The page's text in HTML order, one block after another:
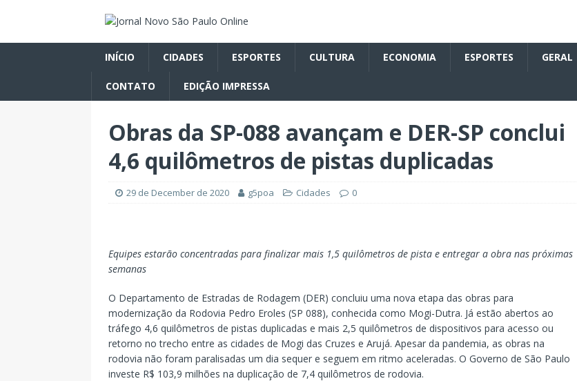
INÍCIO CIDADES ESPORTES CULTURA ECONOMIA ESPORTES GERAL
CONTATO EDIÇÃO IMPRESSA
Obras da SP-088 avançam e DER-SP conclui
4,6 quilômetros de pistas duplicadas
29 de December de 2020 g5poa Cidades 0
Equipes estarão concentradas para finalizar mais 1,5 quilômetros de pista e entregar a obra nas próximas
semanas
O Departamento de Estradas de Rodagem (DER) concluiu uma nova etapa das obras para
modernização da Rodovia Pedro Eroles (SP 088), conhecida como Mogi-Dutra. Já estão abertos ao
tráfego 4,6 quilômetros de pistas duplicadas e mais 2,5 quilômetros de dispositivos para acesso ou
retorno no trecho entre as cidades de Mogi das Cruzes e Arujá. Apesar da pandemia, as obras na
rodovia não foram paralisadas um dia sequer e seguem em ritmo aceleradas. O Governo de São Paulo
investe R$ 103,9 milhões na duplicação de 7,4 quilômetros de rodovia.